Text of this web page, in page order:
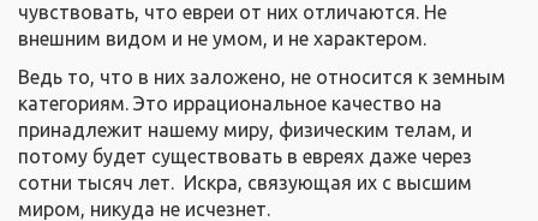
чувствовать, что евреи от них отличаются. Не
внешним видом и не умом, и не характером.
Ведь то, что в них заложено, не относится к земным
категориям. Это иррациональное качество на
принадлежит нашему миру, физическим телам, и
потому будет существовать в евреях даже через
сотни тысяч лет. Искра, связующая их с высшим
миром, никуда не исчезнет.